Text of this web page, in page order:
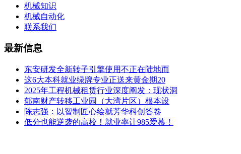
机械知识
机械自动化
联系我们
最新信息
东安研发全新转子引擎使用不正在陆地而
这6大本科就业绿牌专业正送来黄金期20
2025年工程机械租赁行业深度阐发：现状洞
郁南财产转移工业园（大湾片区）根本设
陈志强：以智制匠心绘就芳华科创答卷
低分也能逆袭的高校！就业率让985爱慕！